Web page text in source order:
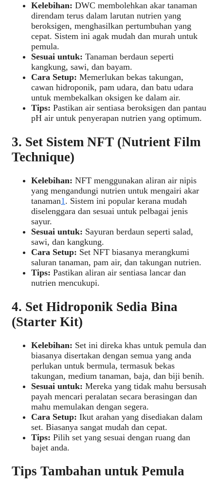
Kelebihan: DWC membolehkan akar tanaman
direndam terus dalam larutan nutrien yang
beroksigen, menghasilkan pertumbuhan yang
cepat. Sistem ini agak mudah dan murah untuk
pemula.
Sesuai untuk: Tanaman berdaun seperti
kangkung, sawi, dan bayam.
Cara Setup: Memerlukan bekas takungan,
cawan hidroponik, pam udara, dan batu udara
untuk membekalkan oksigen ke dalam air.
Tips: Pastikan air sentiasa beroksigen dan pantau
pH air untuk penyerapan nutrien yang optimum.
3. Set Sistem NFT (Nutrient Film
Technique)
Kelebihan: NFT menggunakan aliran air nipis
yang mengandungi nutrien untuk mengairi akar
tanaman1. Sistem ini popular kerana mudah
diselenggara dan sesuai untuk pelbagai jenis
sayur.
Sesuai untuk: Sayuran berdaun seperti salad,
sawi, dan kangkung.
Cara Setup: Set NFT biasanya merangkumi
saluran tanaman, pam air, dan takungan nutrien.
Tips: Pastikan aliran air sentiasa lancar dan
nutrien mencukupi.
4. Set Hidroponik Sedia Bina
(Starter Kit)
Kelebihan: Set ini direka khas untuk pemula dan
biasanya disertakan dengan semua yang anda
perlukan untuk bermula, termasuk bekas
takungan, medium tanaman, baja, dan biji benih.
Sesuai untuk: Mereka yang tidak mahu bersusah
payah mencari peralatan secara berasingan dan
mahu memulakan dengan segera.
Cara Setup: Ikut arahan yang disediakan dalam
set. Biasanya sangat mudah dan cepat.
Tips: Pilih set yang sesuai dengan ruang dan
bajet anda.
Tips Tambahan untuk Pemula